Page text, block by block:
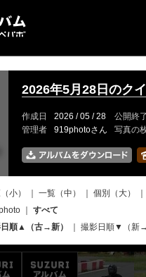
2026年5月28日のク
作成日 2026 / 05 / 28 公開終
管理者
919photoさん 写真の
小） 一覧（中） 個別（大）
すべて
順▲（古→新）
撮影日順▼（新→